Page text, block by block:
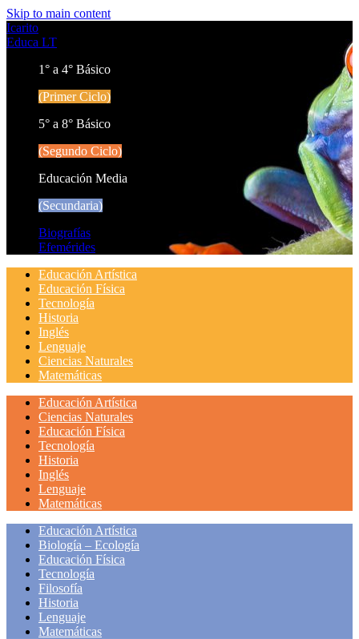
Skip to main content
Icarito
Educa LT
1° a 4° Básico
(Primer Ciclo)
5° a 8° Básico
(Segundo Ciclo)
Educación Media
(Secundaria)
Biografías
Efemérides
Educación Artística
Educación Física
Tecnología
Historia
Inglés
Lenguaje
Ciencias Naturales
Matemáticas
Educación Artística
Ciencias Naturales
Educación Física
Tecnología
Historia
Inglés
Lenguaje
Matemáticas
Educación Artística
Biología – Ecología
Educación Física
Tecnología
Filosofía
Historia
Lenguaje
Matemáticas